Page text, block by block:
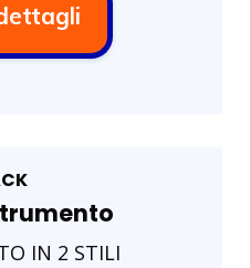
IN 2 STILI